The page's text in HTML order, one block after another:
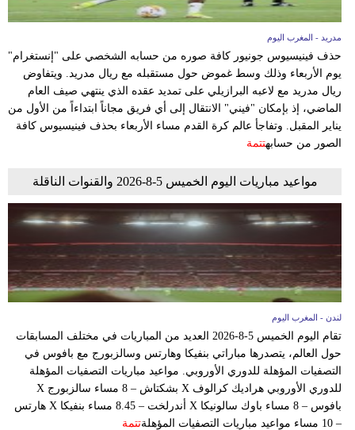
مدريد - المغرب اليوم
حذف فينيسيوس جونيور كافة صوره من حسابه الشخصي على "إنستغرام"
يوم الأربعاء وذلك وسط غموض حول مستقبله مع ريال مدريد. ويتفاوض
ريال مدريد مع لاعبه البرازيلي على تمديد عقده الذي ينتهي صيف العام
الماضي، إذ بإمكان "فيني" الانتقال إلى أي فريق مجاناً ابتداءاً من الأول من
يناير المقبل. وتفاجأ عالم كرة القدم مساء الأربعاء بحذف فينيسيوس كافة
الصور من حسابهتتمة
مواعيد مباريات اليوم الخميس 5-8-2026 والقنوات الناقلة
لندن - المغرب اليوم
تقام اليوم الخميس 5-8-2026 العديد من المباريات في مختلف المسابقات
حول العالم، يتصدرها مباراتي بنفيكا وهارتس وسالزبورج مع بافوس في
التصفيات المؤهلة للدوري الأوروبي. مواعيد مباريات التصفيات المؤهلة
للدوري الأوروبي هراديك كرالوف X بشكتاش – 8 مساء سالزبورج X
بافوس – 8 مساء باوك سالونيكا X أندرلخت – 8.45 مساء بنفيكا X هارتس
– 10 مساء مواعيد مباريات التصفيات المؤهلة
تتمة